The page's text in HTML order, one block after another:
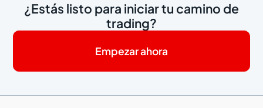
¿Estás listo para iniciar tu camino de
trading?
Empezar ahora